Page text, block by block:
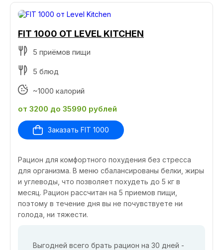
FIT 1000 ОТ LEVEL KITCHEN
5 приёмов пищи
5 блюд
~1000 калорий
от 3200 до 35990 рублей
Заказать FIT 1000
Рацион для комфортного похудения без стресса
для организма. В меню сбалансированы белки, жиры
и углеводы, что позволяет похудеть до 5 кг в
месяц. Рацион рассчитан на 5 приемов пищи,
поэтому в течение дня вы не почувствуете ни
голода, ни тяжести.
Выгодней всего брать рацион на 30 дней -